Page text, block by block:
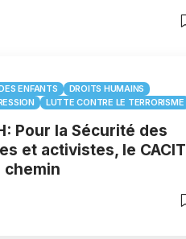
ENFANTS
DROITS HUMAINS
LUTTE CONTRE LE TERRORISME
Pour la Sécurité des
et activistes, le CACIT
chemin